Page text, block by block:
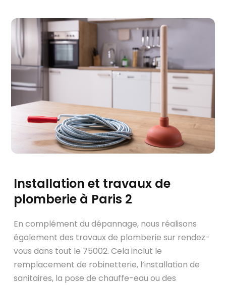
Installation et travaux de
plomberie à Paris 2
En complément du dépannage, nous réalisons
également des travaux de plomberie sur rendez-
vous dans tout le 75002. Cela inclut le
remplacement de robinetterie, l’installation de
sanitaires, la pose de chauffe-eau ou des